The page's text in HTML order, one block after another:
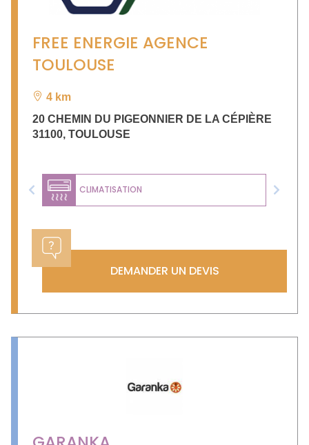
FREE ENERGIE AGENCE
TOULOUSE
4 km
20 CHEMIN DU PIGEONNIER DE LA CÉPIÈRE
31100, TOULOUSE
CLIMATISATION
Previous Next
DEMANDER UN DEVIS